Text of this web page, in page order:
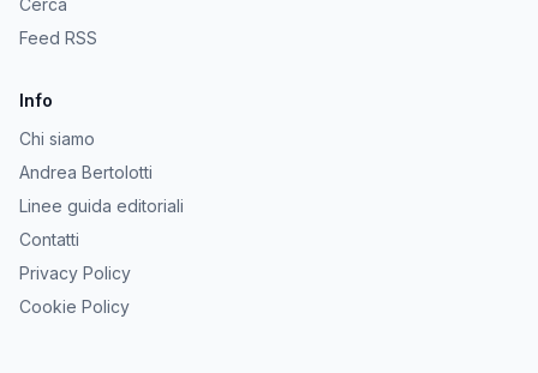
Cerca
Feed RSS
Info
Chi siamo
Andrea Bertolotti
Linee guida editoriali
Contatti
Privacy Policy
Cookie Policy